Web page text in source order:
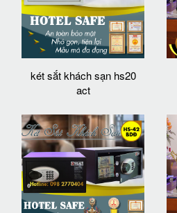
két sắt khách sạn hs20
act